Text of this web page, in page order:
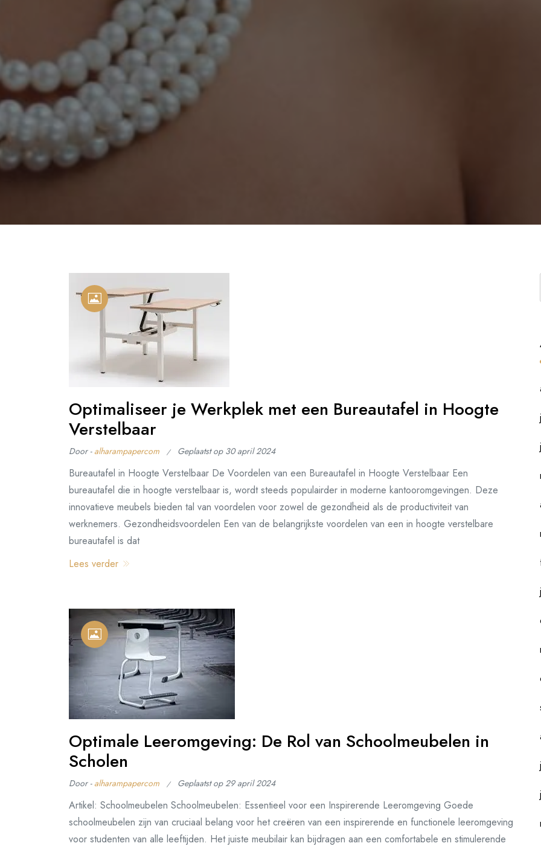
Optimaliseer je Werkplek met een Bureautafel in Hoogte
Verstelbaar
Door - alharampapercom Geplaatst op 30 april 2024
Bureautafel in Hoogte Verstelbaar De Voordelen van een Bureautafel in Hoogte Verstelbaar Een
bureautafel die in hoogte verstelbaar is, wordt steeds populairder in moderne kantooromgevingen. Deze
innovatieve meubels bieden tal van voordelen voor zowel de gezondheid als de productiviteit van
werknemers. Gezondheidsvoordelen Een van de belangrijkste voordelen van een in hoogte verstelbare
bureautafel is dat
Lees verder
Optimale Leeromgeving: De Rol van Schoolmeubelen in
Scholen
Door - alharampapercom Geplaatst op29 april 2024
Artikel: Schoolmeubelen Schoolmeubelen: Essentieel voor een Inspirerende Leeromgeving Goede
schoolmeubelen zijn van cruciaal belang voor het creëren van een inspirerende en functionele leeromgeving
voor studenten van alle leeftijden. Het juiste meubilair kan bijdragen aan een comfortabele en stimulerende